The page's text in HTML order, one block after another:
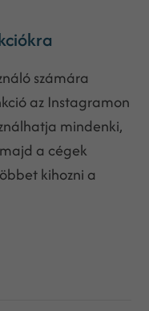
számára
az Instagramon
mindenki,
a cégek
kihozni a